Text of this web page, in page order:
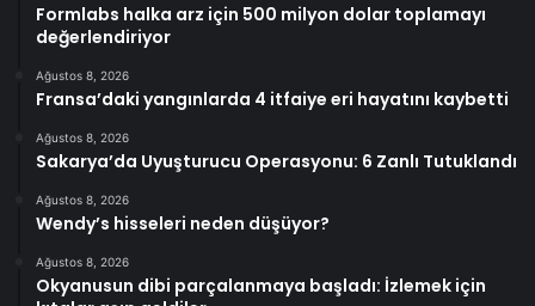
Formlabs halka arz için 500 milyon dolar toplamayı
değerlendiriyor
Ağustos 8, 2026
Fransa’daki yangınlarda 4 itfaiye eri hayatını kaybetti
Ağustos 8, 2026
Sakarya’da Uyuşturucu Operasyonu: 6 Zanlı Tutuklandı
Ağustos 8, 2026
Wendy’s hisseleri neden düşüyor?
Ağustos 8, 2026
Okyanusun dibi parçalanmaya başladı: İzlemek için